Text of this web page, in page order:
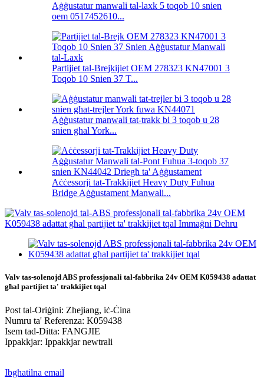
Aġġustatur manwali tal-laxk 5 toqob 10 snien
oem 0517452610...
Partijiet tal-Brejkijiet OEM 278323 KN47001 3
Toqob 10 Snien 37 T...
Aġġustatur manwali tat-trakk bi 3 toqob u 28
snien għal York...
Aċċessorji tat-Trakkijiet Heavy Duty Fuhua
Bridge Aġġustament Manwali...
Valv tas-solenojd ABS professjonali tal-fabbrika 24v OEM K059438 adattat
għal partijiet ta' trakkijiet tqal
Post tal-Oriġini: Zhejiang, iċ-Ċina
Numru ta' Referenza: K059438
Isem tad-Ditta: FANGJIE
Ippakkjar: Ippakkjar newtrali
Ibgħatilna email